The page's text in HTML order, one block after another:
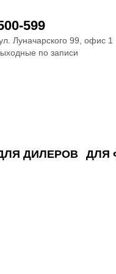
599
Луначарского 99, офис 1
по записи
ДИЛЕРОВ ДЛЯ